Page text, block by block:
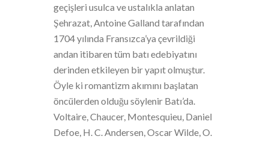
geçişleri usulca ve ustalıkla anlatan
Şehrazat, Antoine Galland tarafından
1704 yılında Fransızca’ya çevrildiği
andan itibaren tüm batı edebiyatını
derinden etkileyen bir yapıt olmuştur.
Öyle ki romantizm akımını başlatan
öncülerden olduğu söylenir Batı’da.
Voltaire, Chaucer, Montesquieu, Daniel
Defoe, H. C. Andersen, Oscar Wilde, O.